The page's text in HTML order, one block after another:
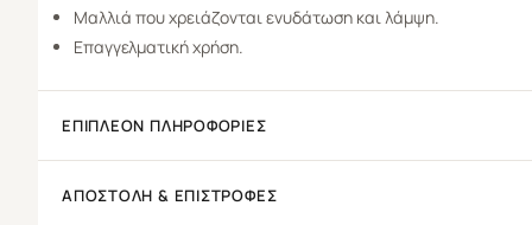
Μαλλιά που χρειάζονται ενυδάτωση και λάμψη.
Επαγγελματική χρήση.
ΕΠΙΠΛΈΟΝ ΠΛΗΡΟΦΟΡΊΕΣ
ΑΠΟΣΤΟΛΉ & ΕΠΙΣΤΡΟΦΈΣ